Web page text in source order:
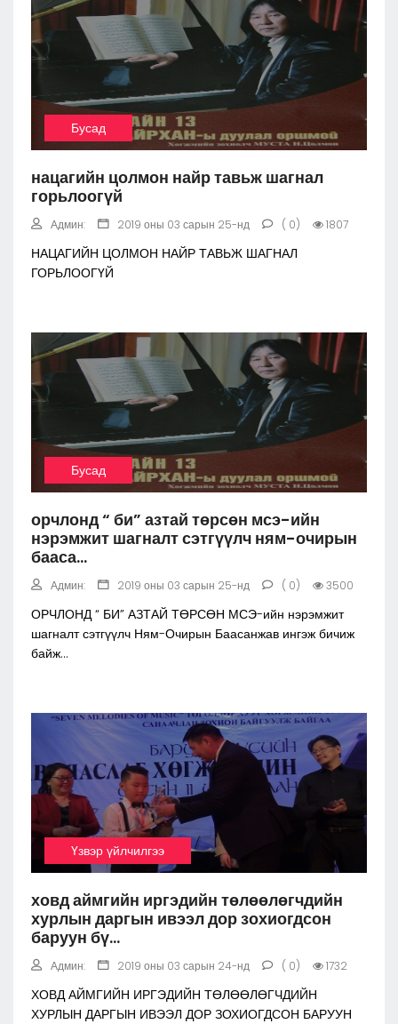
Бусад
нацагийн цолмон найр тавьж шагнал
горьлоогүй
Админ: 2019 оны 03 сарын 25-нд ( 0) 1807
НАЦАГИЙН ЦОЛМОН НАЙР ТАВЬЖ ШАГНАЛ
ГОРЬЛООГҮЙ
Бусад
орчлонд “ би” азтай төрсөн мсэ-ийн
нэрэмжит шагналт сэтгүүлч ням-очирын
бааса...
Админ: 2019 оны 03 сарын 25-нд ( 0) 3500
ОРЧЛОНД “ БИ” АЗТАЙ ТӨРСӨН МСЭ-ийн нэрэмжит
шагналт сэтгүүлч Ням-Очирын Баасанжав ингэж бичиж
байж...
Үзвэр үйлчилгээ
ховд аймгийн иргэдийн төлөөлөгчдийн
хурлын даргын ивээл дор зохиогдсон
баруун бү...
Админ: 2019 оны 03 сарын 24-нд ( 0) 1732
ХОВД АЙМГИЙН ИРГЭДИЙН ТӨЛӨӨЛӨГЧДИЙН
ХУРЛЫН ДАРГЫН ИВЭЭЛ ДОР ЗОХИОГДСОН БАРУУН